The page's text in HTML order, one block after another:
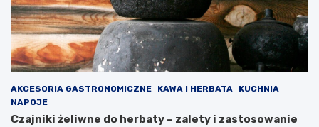
AKCESORIA GASTRONOMICZNE KAWA I HERBATA
KUCHNIA
NAPOJE
Czajniki żeliwne do herbaty – zalety i zastosowanie